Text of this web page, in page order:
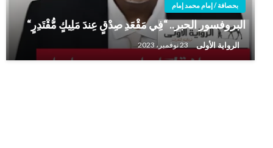
بحصافة / إمام محمد إمام
البروفسور الحبر.. “فِي مَقْعَدِ صِدْقٍ عِندَ مَلِيكٍ مُّقْتَدِرٍ“
الرواية الأولى 23 نوفمبر، 2023